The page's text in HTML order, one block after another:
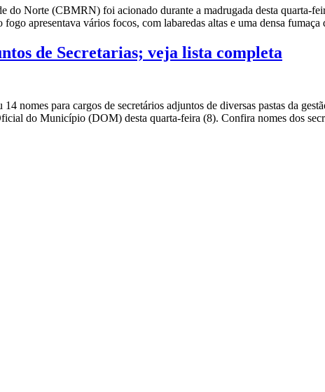
Norte (CBMRN) foi acionado durante a madrugada desta quarta-
apresentava vários focos, com labaredas altas e uma densa
de Secretarias; veja lista completa
nomes para cargos de secretários adjuntos de diversas pastas da
do Município (DOM) desta quarta-feira (8). Confira nomes dos